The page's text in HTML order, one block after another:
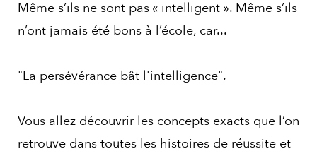
Même s’ils ne sont pas « intelligent ». Même s’ils
n’ont jamais été bons à l’école, car...
"La persévérance bât l'intelligence".
Vous allez découvrir les concepts exacts que l’on
retrouve dans toutes les histoires de réussite et